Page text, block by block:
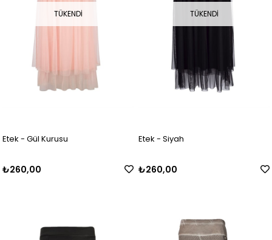
TÜKENDI
Etek - Gül Kurusu
₺260,00
TÜKENDI
Etek - Siyah
₺260,00